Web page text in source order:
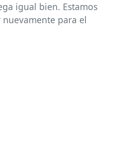
igual bien. Estamos
para el